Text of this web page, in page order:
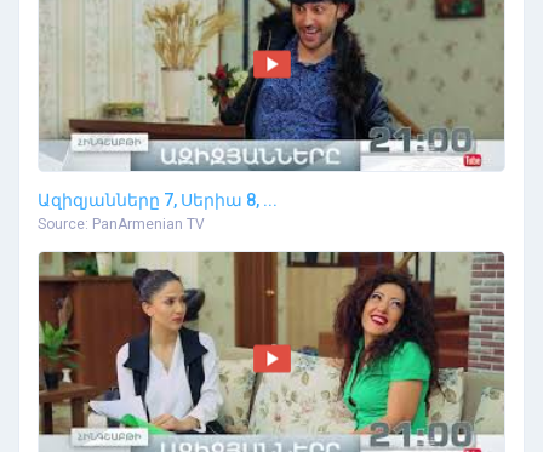
Ազիզյանները 7, Սերիա 8, ...
Source: PanArmenian TV